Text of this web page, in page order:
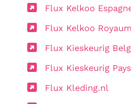
Flux Kelkoo
Flux Kelkoo
Flux Kieskeurig
Flux Kieskeurig
Flux Kleding.nl